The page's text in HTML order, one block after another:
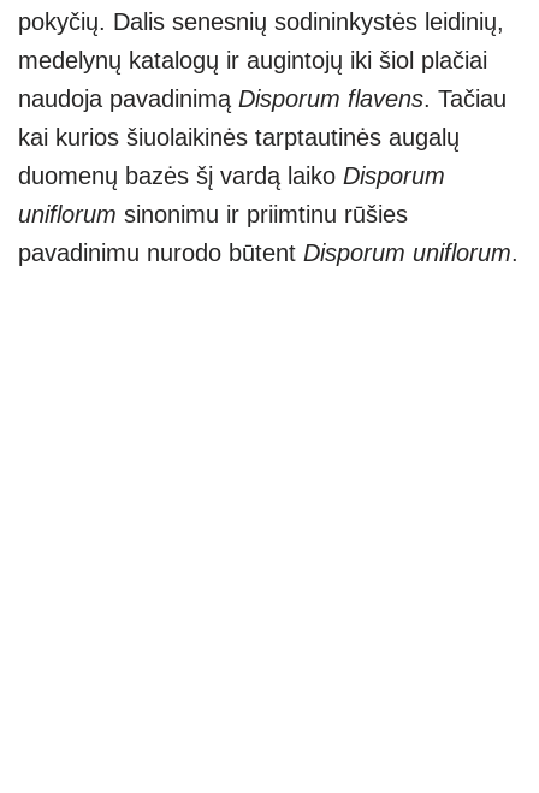
pokyčių. Dalis senesnių sodininkystės leidinių,
medelynų katalogų ir augintojų iki šiol plačiai
naudoja pavadinimą Disporum flavens. Tačiau
kai kurios šiuolaikinės tarptautinės augalų
duomenų bazės šį vardą laiko Disporum
uniflorum sinonimu ir priimtinu rūšies
pavadinimu nurodo būtent Disporum uniflorum.